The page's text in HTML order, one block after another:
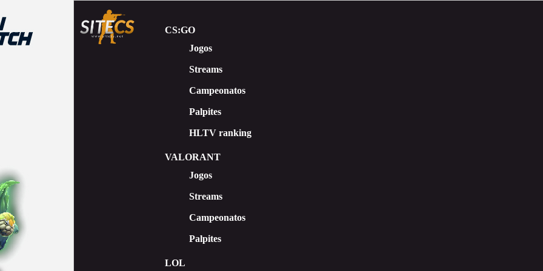
CS:GO
Jogos
Streams
Сampeonatos
Palpites
HLTV ranking
VALORANT
Jogos
Streams
Campeonatos
Palpites
LOL